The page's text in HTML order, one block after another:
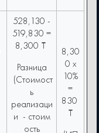
528,130 -
519,830 =
8,300 ₸
Разница
(Стоимост
ь
реализаци
и - стоим
ость
8,30
0 x
10%
=
830
₸